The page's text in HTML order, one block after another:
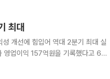
최대
성 개선에 힘입어 역대 2분기 최대 실